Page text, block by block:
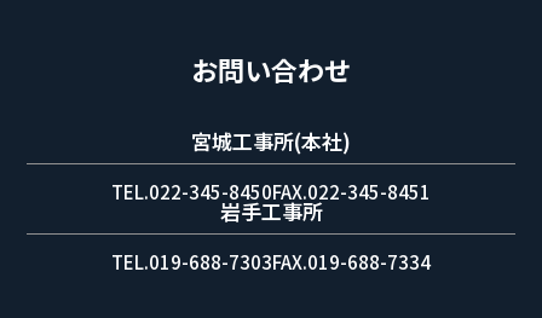
お問い合わせ
宮城工事所(本社)
TEL.022-345-8450FAX.022-345-8451
岩手工事所
TEL.019-688-7303FAX.019-688-7334